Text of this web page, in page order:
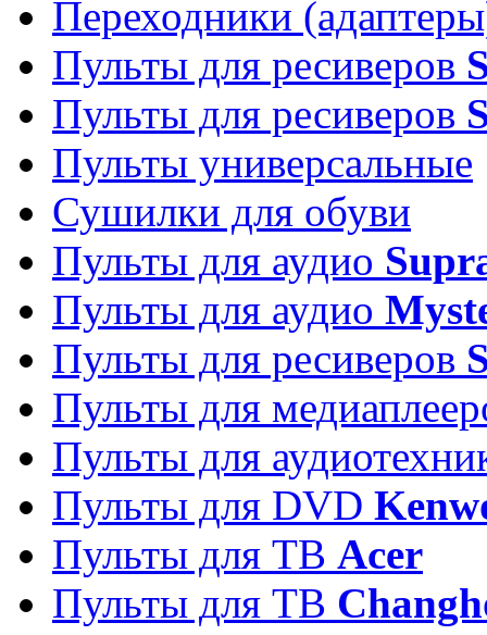
Переходники
Пульты для ресиверов
Пульты для ресиверов
Пульты универсальные
Сушилки для обуви
Пульты для аудио
Пульты для аудио
Пульты для ресиверов
Пульты для
Пульты для
Пульты для DVD
Пульты для ТВ Acer
Пульты для ТВ